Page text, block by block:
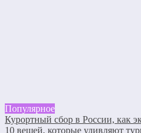
Популярное
Курортный сбор в России, как
10 вещей, которые удивляют